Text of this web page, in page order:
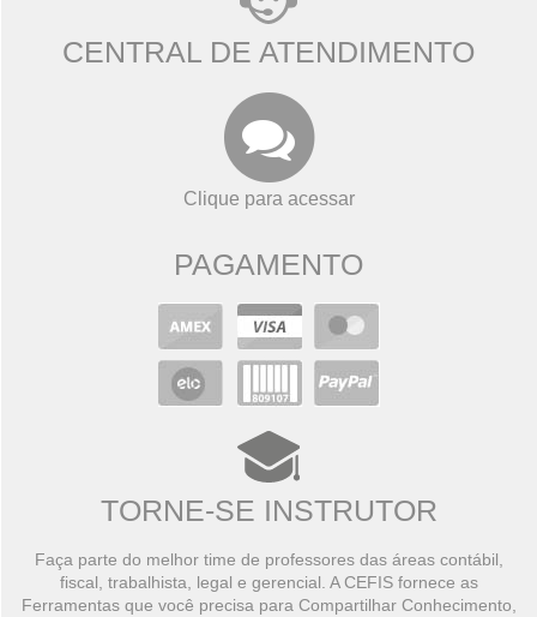
CENTRAL DE ATENDIMENTO
Clique para acessar
PAGAMENTO
TORNE-SE INSTRUTOR
Faça parte do melhor time de professores das áreas contábil,
fiscal, trabalhista, legal e gerencial. A CEFIS fornece as
Ferramentas que você precisa para Compartilhar Conhecimento,